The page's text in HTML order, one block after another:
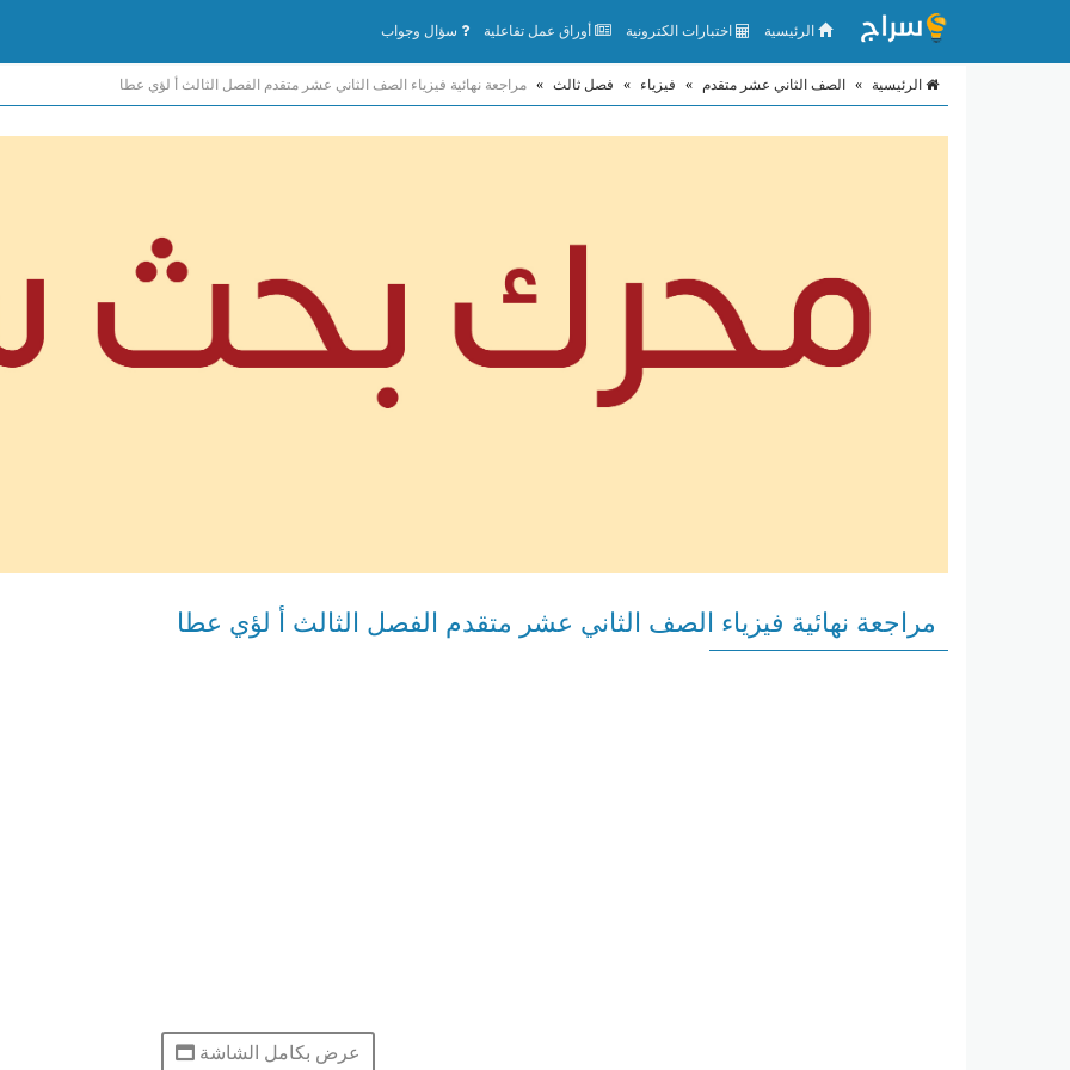
الرئيسية اختبارات الكترونية أوراق عمل تفاعلية سؤال وجواب
الرئيسية » الصف الثاني عشر متقدم » فيزياء » فصل ثالث » مراجعة نهائية فيزياء الصف الثاني عشر متقدم الفصل الثالث أ لؤي عطا
مراجعة نهائية فيزياء الصف الثاني عشر متقدم الفصل الثالث أ لؤي عطا
عرض بكامل الشاشة